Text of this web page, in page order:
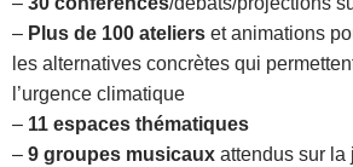
– Plus de 100 ateliers et animations
les alternatives concrètes qui
l’urgence climatique
– 11 espaces thématiques
– 9 groupes musicaux attendus sur la